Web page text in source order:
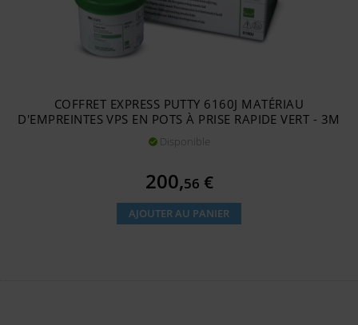
COFFRET EXPRESS PUTTY 6160J MATÉRIAU
D'EMPREINTES VPS EN POTS À PRISE RAPIDE VERT - 3M
 Disponible
Prix
200,56 €
AJOUTER AU PANIER